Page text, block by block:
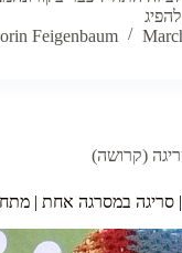
Feigenbaum
(קרושה)
| סריגה במסרגה אחת |